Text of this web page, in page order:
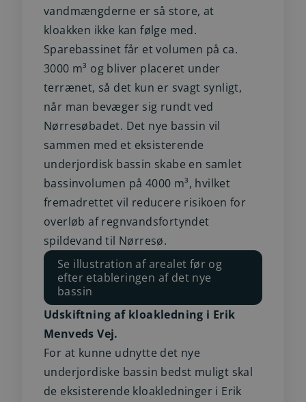
vandmængderne er så store, at
kloakken ikke kan følge med.
Sparebassinet får et volumen på ca.
3000 m³ og bliver placeret under
terrænet, så det kun er svagt synligt,
når man bevæger sig rundt ved
Nørresøbadet. Det nye bassin vil
sammen med et eksisterende
underjordisk bassin skabe en samlet
bassinvolumen på 4000 m³, hvilket
fremadrettet vil reducere risikoen for
overløb af regnvandsfortyndet
spildevand til Nørresø.
Se illustration af arealet før og
efter etableringen af det nye
bassin
Udskiftning af kloakledning i Erik
Menveds Vej.
For at kunne udnytte det nye
underjordiske bassin bedst muligt skal
de eksisterende kloakledninger i Erik